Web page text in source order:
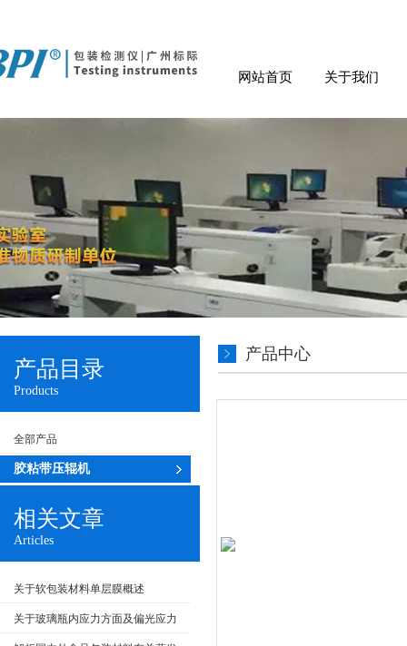
网站首页 关于我们
产品目录
Products
全部产品
胶粘带压辊机
相关文章
Articles
关于软包装材料单层膜概述
关于玻璃瓶内应力方面及偏光应力
产品中心